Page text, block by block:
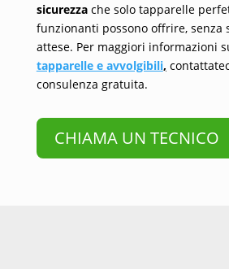
sicurezzache solo tapparelle
funzionanti possono offrire, senza
attese. Per maggiori informazioni
tapparelle e avvolgibili,
consulenza gratuita.
CHIAMA UN TECNICO